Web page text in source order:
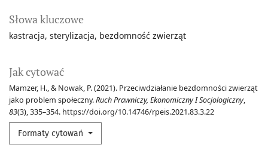
Słowa kluczowe
kastracja sterylizacja bezdomność zwierząt
Jak cytować
Mamzer, H., & Nowak, P. (2021). Przeciwdziałanie bezdomności zwierząt
jako problem społeczny.Ruch Prawniczy, Ekonomiczny I Socjologiczny,
83(3), 335–354. https://doi.org/10.14746/rpeis.2021.83.3.22
Formaty cytowań